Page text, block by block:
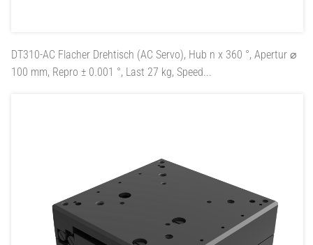
DT310-AC Flacher Drehtisch (AC Servo), Hub n x 360 °, Apertur ⌀
100 mm, Repro ± 0.001 °, Last 27 kg, Speed...